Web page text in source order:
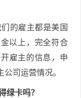
的雇主都是美国
以上，完全符合
雇主的信息，申
司运营情况。
绿卡吗？